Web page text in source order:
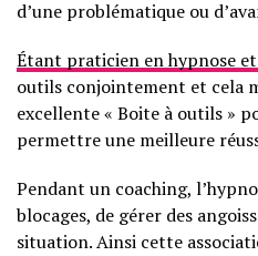
d’une problématique ou
Étant praticien en hypnose et
outils conjointement et cela
excellente « Boite à outils »
permettre une meilleure
Pendant un coaching,
blocages, de gérer des
situation. Ainsi cette